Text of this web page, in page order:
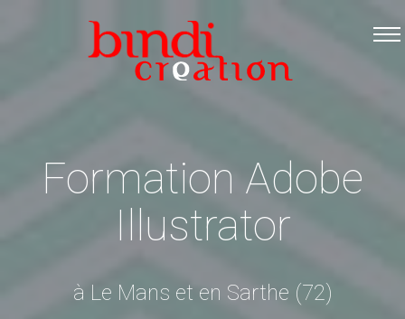
Accueil
Les formations
Infos pratiques
Contact
Formation Adobe
Illustrator
à Le Mans et en Sarthe (72)